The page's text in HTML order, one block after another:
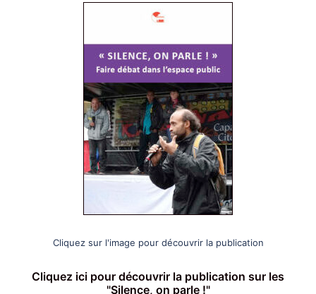
Cliquez sur l'image pour découvrir la publication
Cliquez ici pour découvrir la publication sur les
"Silence, on parle !"